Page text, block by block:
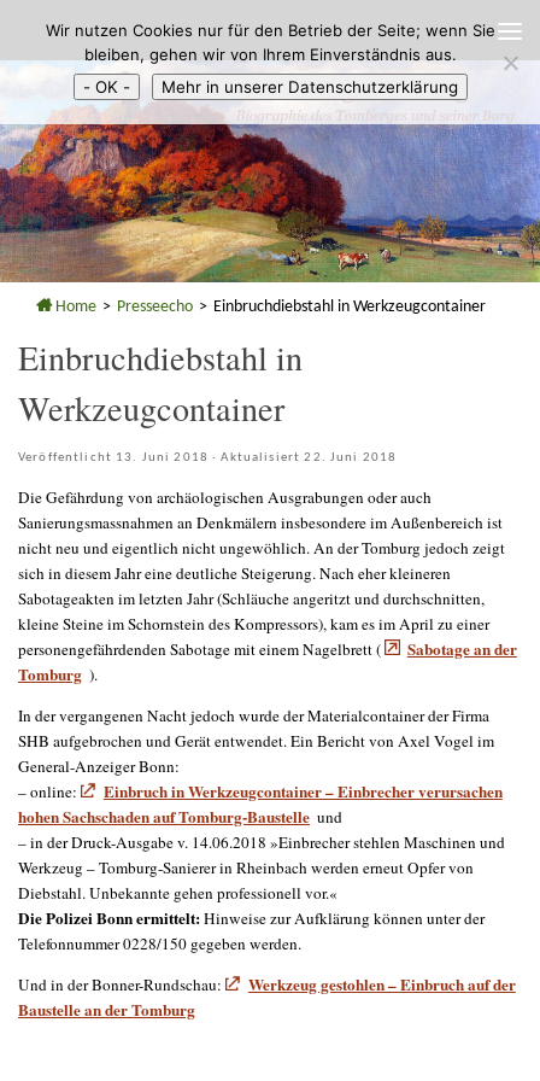
Zum Inhalt springen
Home > Presseecho > Einbruchdiebstahl in Werkzeugcontainer
Einbruchdiebstahl in
Werkzeugcontainer
Veröffentlicht 13. Juni 2018 · Aktualisiert22. Juni 2018
Die Gefährdung von archäologischen Ausgrabungen oder auch
Sanierungsmassnahmen an Denkmälern insbesondere im Außenbereich ist
nicht neu und eigentlich nicht ungewöhlich. An der Tomburg jedoch zeigt
sich in diesem Jahr eine deutliche Steigerung. Nach eher kleineren
Sabotageakten im letzten Jahr (Schläuche angeritzt und durchschnitten,
kleine Steine im Schornstein des Kompressors), kam es im April zu einer
personengefährdenden Sabotage mit einem Nagelbrett (
Sabotage an der
Tomburg ).
In der vergangenen Nacht jedoch wurde der Materialcontainer der Firma
SHB aufgebrochen und Gerät entwendet. Ein Bericht von Axel Vogel im
General-Anzeiger Bonn:
– online:
Einbruch in Werkzeugcontainer – Einbrecher verursachen
hohen Sachschaden auf Tomburg-Baustelle und
– in der Druck-Ausgabe v. 14.06.2018 »Einbrecher stehlen Maschinen und
Werkzeug – Tomburg-Sanierer in Rheinbach werden erneut Opfer von
Diebstahl. Unbekannte gehen professionell vor.«
Die Polizei Bonn ermittelt:Hinweise zur Aufklärung können unter der
Telefonnummer 0228/150 gegeben werden.
Und in der Bonner-Rundschau:
Werkzeug gestohlen – Einbruch auf der
Baustelle an der Tomburg
Wir nutzen Cookies nur für den Betrieb der Seite; wenn Sie
bleiben, gehen wir von Ihrem Einverständnis aus.
- OK -
Mehr in unserer Datenschutzerklärung